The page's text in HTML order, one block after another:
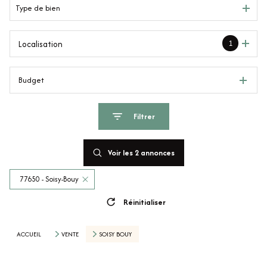
Type de bien
1
Localisation
Budget
Filtrer
Voir les 2annonces
77650 - Soisy-Bouy
Réinitialiser
ACCUEIL VENTE SOISY BOUY